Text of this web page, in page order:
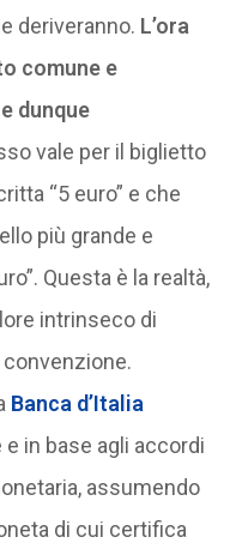
deriveranno. L’ora
comune e
dunque
vale per il biglietto
“5 euro” e che
più grande e
Questa è la realtà,
intrinseco di
Banca d’Italia
in base agli accordi
assumendo
di cui certifica